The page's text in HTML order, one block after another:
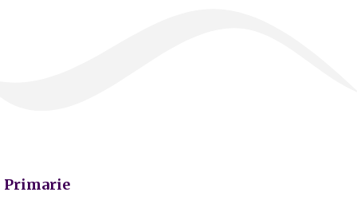
Primarie